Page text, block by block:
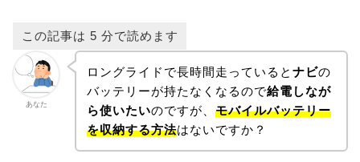
あなた
ロングライドで長時間走っていると ナビの
バッテリーが持たなくなるので給電しなが
ら使いたいのですが、 モバイルバッテリー
を収納する方法はないですか？